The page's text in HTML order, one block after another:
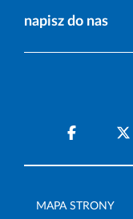
napisz do nas
MAPA STRONY